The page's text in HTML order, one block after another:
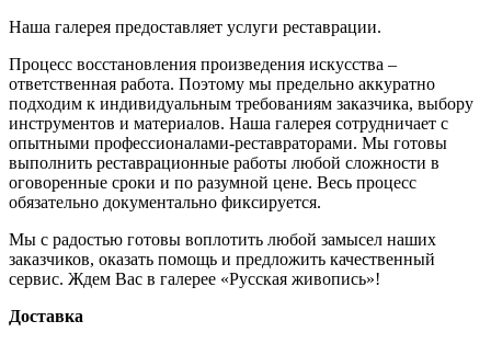
Наша галерея предоставляет услуги реставрации.
Процесс восстановления произведения искусства –
ответственная работа. Поэтому мы предельно аккуратно
подходим к индивидуальным требованиям заказчика, выбору
инструментов и материалов. Наша галерея сотрудничает с
опытными профессионалами-реставраторами. Мы готовы
выполнить реставрационные работы любой сложности в
оговоренные сроки и по разумной цене. Весь процесс
обязательно документально фиксируется.
Мы с радостью готовы воплотить любой замысел наших
заказчиков, оказать помощь и предложить качественный
сервис. Ждем Вас в галерее «Русская живопись»!
Доставка